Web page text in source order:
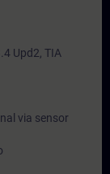
Upd2, TIA
via sensor